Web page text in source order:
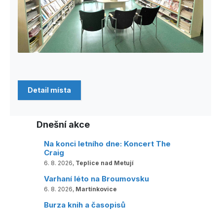
Detail místa
Dnešní akce
Na konci letního dne: Koncert The
Craig
6. 8. 2026, Teplice nad Metují
Varhaní léto na Broumovsku
6. 8. 2026, Martínkovice
Burza knih a časopisů